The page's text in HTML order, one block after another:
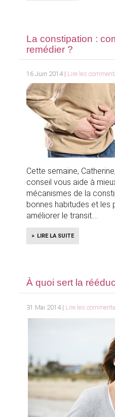
La constipation :
remédier ?
16 Juin 2014 | Lire les
Cette semaine,
conseil vous aide à
mécanismes de la
bonnes habitudes et les
améliorer le transit.
LIRE LA SUITE
À quoi sert la
31 Mai 2014 | Lire les